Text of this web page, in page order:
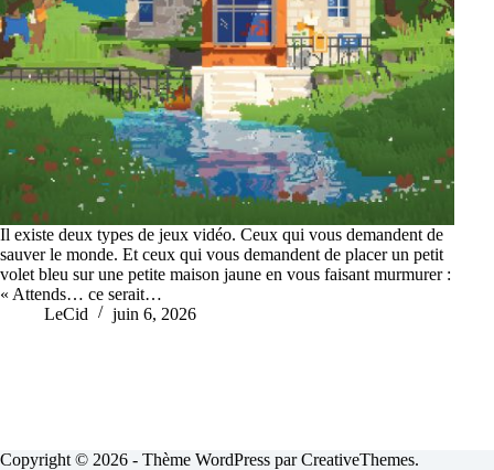
Il existe deux types de jeux vidéo. Ceux qui vous demandent de
sauver le monde. Et ceux qui vous demandent de placer un petit
volet bleu sur une petite maison jaune en vous faisant murmurer :
« Attends… ce serait…
LeCid
juin 6, 2026
Copyright © 2026 - Thème WordPress parCreativeThemes.